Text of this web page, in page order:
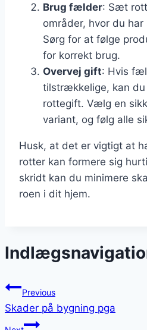
Brug fælder: Sæt
områder, hvor du
Sørg for at følge
for korrekt brug.
Overvej gift: Hvis
tilstrækkelige, kan
rottegift. Vælg en
variant, og følg alle
Husk, at det er vigtigt at
rotter kan formere sig
skridt kan du minimere
roen i dit hjem.
Previous
Skader på bygning pga